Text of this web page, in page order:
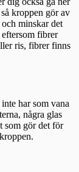
kroppen gör av
minskar det
fibrer
ris, fibrer finns
har som vana
några glas
som gör det för